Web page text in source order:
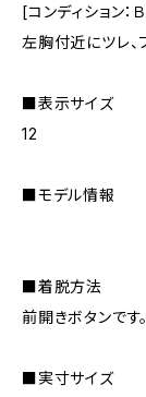
[コンディション：
左胸付近にツレ、
■表示サイズ
12
■モデル情報
■着脱方法
前開きボタンです。
■実寸サイズ